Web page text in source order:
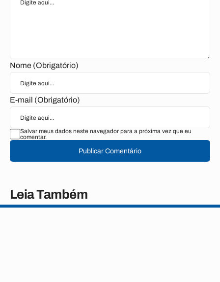
Nome (Obrigatório)
E-mail (Obrigatório)
Salvar meus dados neste navegador para a próxima vez que eu
comentar.
Publicar Comentário
Leia Também